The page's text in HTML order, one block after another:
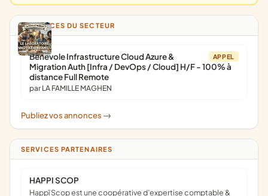
ANNONCES DU SECTEUR
APPEL
Bénévole Infrastructure Cloud Azure &
Migration Auth [Infra / DevOps / Cloud] H/F - 100% à
distance Full Remote
par LA FAMILLE MAGHEN
Publiez vos annonces ->
SERVICES PARTENAIRES
HAPPI SCOP
Happï Scop est une coopérative d’expertise comptable &